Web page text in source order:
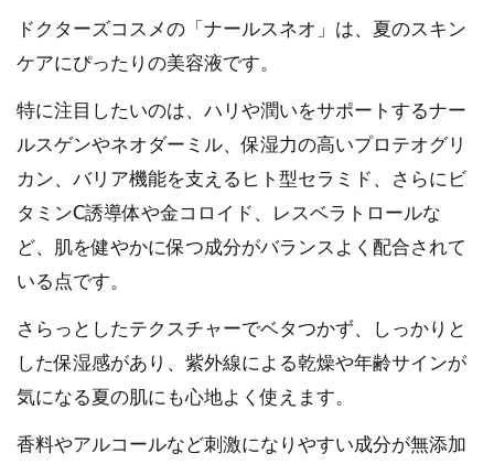
ドクターズコスメの「ナールスネオ」は、夏のスキン
ケアにぴったりの美容液です。
特に注目したいのは、ハリや潤いをサポートするナー
ルスゲンやネオダーミル、保湿力の高いプロテオグリ
カン、バリア機能を支えるヒト型セラミド、さらにビ
タミンC誘導体や金コロイド、レスベラトロールな
ど、肌を健やかに保つ成分がバランスよく配合されて
いる点です。
さらっとしたテクスチャーでベタつかず、しっかりと
した保湿感があり、紫外線による乾燥や年齢サインが
気になる夏の肌にも心地よく使えます。
香料やアルコールなど刺激になりやすい成分が無添加